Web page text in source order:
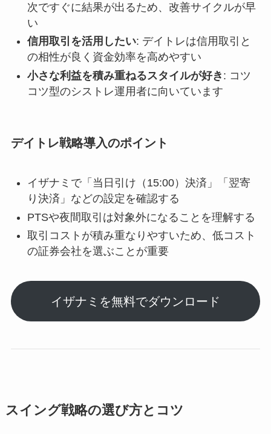
次ですぐに結果が出るため、改善サイクルが早
い
信用取引を活用したい: デイトレは信用取引と
の相性が良く資金効率を高めやすい
小さな利益を積み重ねるスタイルが好き : コツ
コツ型のシストレ運用者に向いています
デイトレ戦略導入のポイント
イザナミで「当日引け（15:00）決済」「翌寄
り決済」などの設定を確認する
PTSや夜間取引は対象外になることを理解する
取引コストが積み重なりやすいため、低コスト
の証券会社を選ぶことが重要
イザナミを無料でダウンロード
スイング戦略の選び方とコツ